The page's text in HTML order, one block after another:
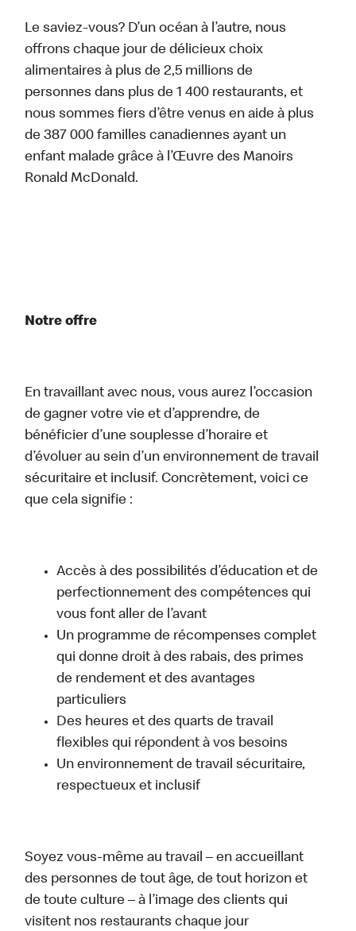
Le saviez-vous? D’un océan à l’autre, nous
offrons chaque jour de délicieux choix
alimentaires à plus de 2,5 millions de
personnes dans plus de 1 400 restaurants, et
nous sommes fiers d’être venus en aide à plus
de 387 000 familles canadiennes ayant un
enfant malade grâce à l’Œuvre des Manoirs
Ronald McDonald.
Notre offre
En travaillant avec nous, vous aurez l’occasion
de gagner votre vie et d’apprendre, de
bénéficier d’une souplesse d’horaire et
d’évoluer au sein d’un environnement de travail
sécuritaire et inclusif. Concrètement, voici ce
que cela signifie :
Accès à des possibilités d’éducation et de
perfectionnement des compétences qui
vous font aller de l’avant
Un programme de récompenses complet
qui donne droit à des rabais, des primes
de rendement et des avantages
particuliers
Des heures et des quarts de travail
flexibles qui répondent à vos besoins
Un environnement de travail sécuritaire,
respectueux et inclusif
Soyez vous-même au travail – en accueillant
des personnes de tout âge, de tout horizon et
de toute culture – à l’image des clients qui
visitent nos restaurants chaque jour